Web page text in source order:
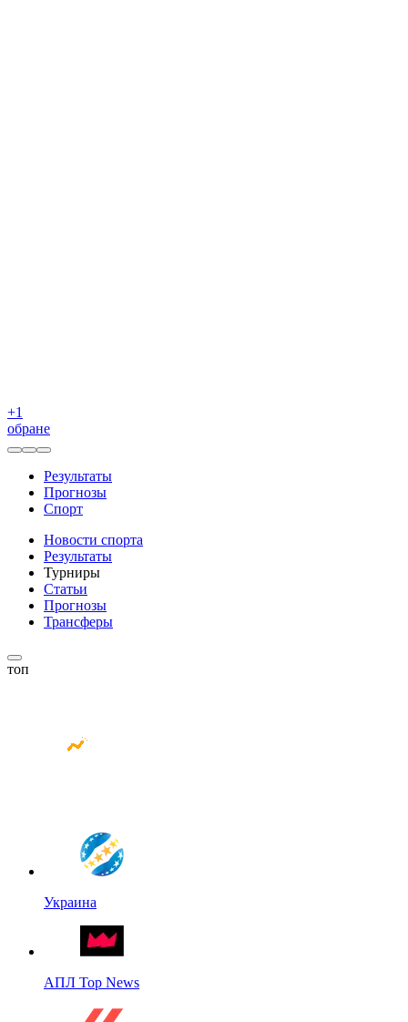
+1
обране
Результаты
Прогнозы
Спорт
Новости спорта
Результаты
Турниры
Статьи
Прогнозы
Трансферы
топ
Украина
АПЛ Top News